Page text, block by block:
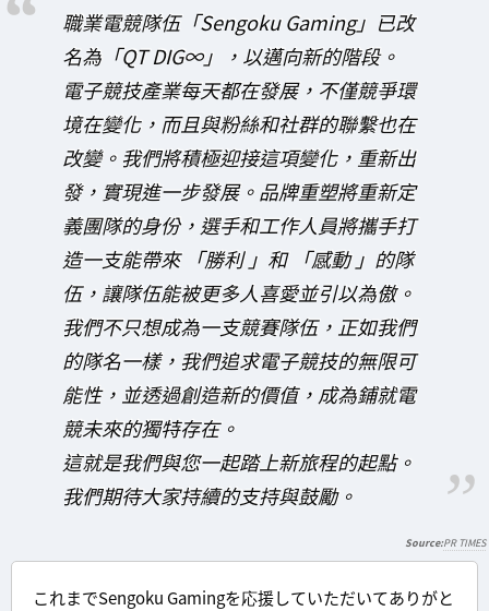
職業電競隊伍「Sengoku Gaming」已改
名為「QT DIG∞」，以邁向新的階段。
電子競技產業每天都在發展，不僅競爭環
境在變化，而且與粉絲和社群的聯繫也在
改變。我們將積極迎接這項變化，重新出
發，實現進一步發展。品牌重塑將重新定
義團隊的身份，選手和工作人員將攜手打
造一支能帶來 「勝利 」和 「感動 」的隊
伍，讓隊伍能被更多人喜愛並引以為傲。
我們不只想成為一支競賽隊伍，正如我們
的隊名一樣，我們追求電子競技的無限可
能性，並透過創造新的價值，成為鋪就電
競未來的獨特存在。
這就是我們與您一起踏上新旅程的起點。
我們期待大家持續的支持與鼓勵。
PR TIMES
これまでSengoku Gamingを応援していただいてありがと